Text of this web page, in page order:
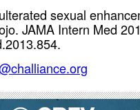
sexual
JAMA Intern Med